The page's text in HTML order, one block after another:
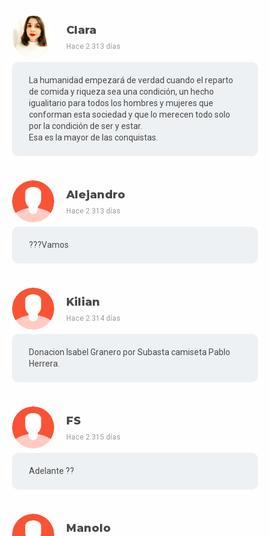
Clara
Hace 2.313 días
La humanidad empezará de verdad cuando el reparto
de comida y riqueza sea una condición, un hecho
igualitario para todos los hombres y mujeres que
conforman esta sociedad y que lo merecen todo solo
por la condición de ser y estar.
Esa es la mayor de las conquistas.
Alejandro
Hace 2.313 días
???Vamos
Kilian
Hace 2.314 días
Donacion Isabel Granero por Subasta camiseta Pablo
Herrera.
FS
Hace 2.315 días
Adelante ??
Manolo